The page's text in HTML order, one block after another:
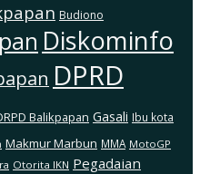
Budiono
Diskominfo
DPRD
Balikpapan Gasali Ibu kota
Makmur Marbun MMA MotoGP
Otorita IKN Pegadaian